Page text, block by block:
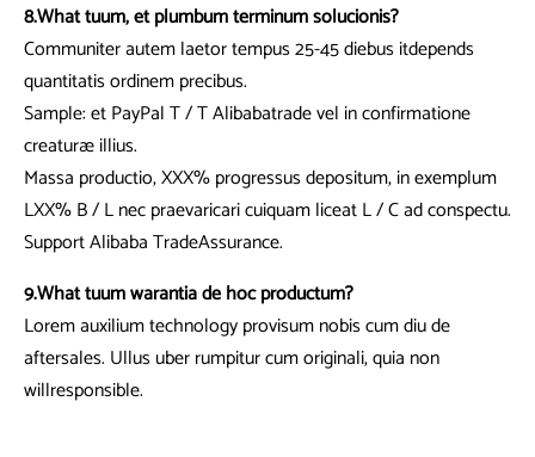
8.What tuum, et plumbum terminum solucionis?
Communiter autem laetor tempus 25-45 diebus itdepends
quantitatis ordinem precibus.
Sample: et PayPal T / T Alibabatrade vel in confirmatione
creaturæ illius.
Massa productio, XXX% progressus depositum, in exemplum
LXX% B / L nec praevaricari cuiquam liceat L / C ad conspectu.
Support Alibaba TradeAssurance.
9.What tuum warantia de hoc productum?
Lorem auxilium technology provisum nobis cum diu de
aftersales. Ullus uber rumpitur cum originali, quia non
willresponsible.